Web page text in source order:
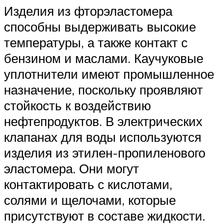
Изделия из фторэластомера
способны выдерживать высокие
температуры, а также контакт с
бензином и маслами. Каучуковые
уплотнители имеют промышленное
назначение, поскольку проявляют
стойкость к воздействию
нефтепродуктов. В электрических
клапанах для воды используются
изделия из этилен-пропиленового
эластомера. Они могут
контактировать с кислотами,
солями и щелочами, которые
присутствуют в составе жидкости.